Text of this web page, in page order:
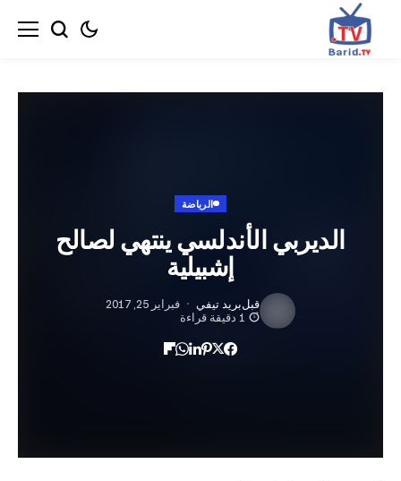
الأندلسي ينتهي لصالح
إشبيلية
بريد تيفي
فبراير 25, 2017